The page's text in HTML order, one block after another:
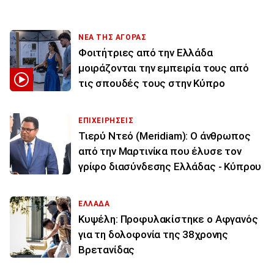
ΝΕΑ ΤΗΣ ΑΓΟΡΑΣ
Φοιτήτριες από την Ελλάδα
μοιράζονται την εμπειρία τους από
τις σπουδές τους στην Κύπρο
ΕΠΙΧΕΙΡΗΣΕΙΣ
Τιερύ Ντεό (Meridiam): Ο άνθρωπος
από την Μαρτινίκα που έλυσε τον
γρίφο διασύνδεσης Ελλάδας - Κύπρου
ΕΛΛΑΔΑ
Κυψέλη: Προφυλακίστηκε ο Αφγανός
για τη δολοφονία της 38χρονης
Βρετανίδας